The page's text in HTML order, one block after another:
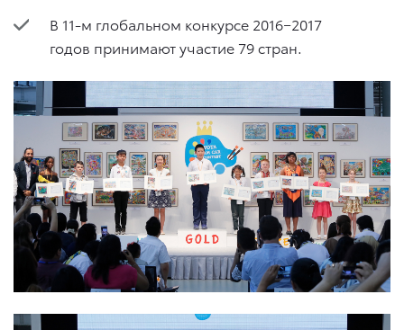
В 11-м глобальном конкурсе 2016−2017
годов принимают участие 79 стран.